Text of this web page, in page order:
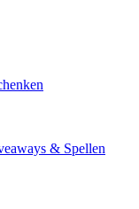
& Spellen